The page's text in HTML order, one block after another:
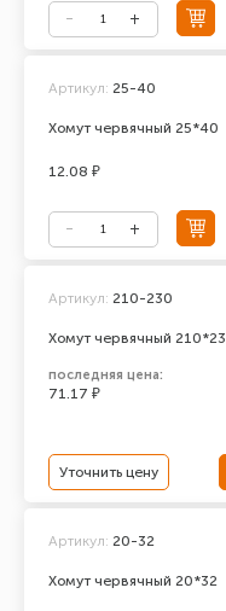
Хомут червячный 25*40
Артикул: 25-40
12.08 ₽
Хомут червячный
Артикул: 210-230
последняя цена:
71.17 ₽
Уточнить цену
Хомут червячный 20*32
Артикул: 20-32